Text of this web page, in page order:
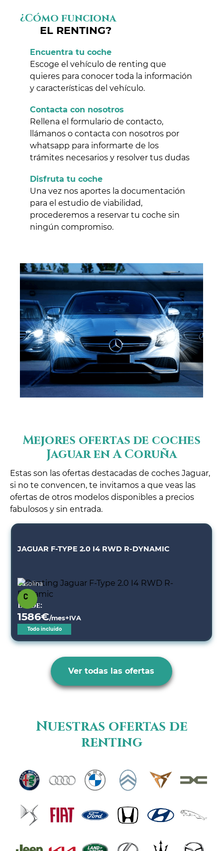
¿Cómo funciona
EL RENTING?
Encuentra tu coche
Escoge el vehículo de renting que
quieres para conocer toda la información
y características del vehículo.
Contacta con nosotros
Rellena el formulario de contacto,
llámanos o contacta con nosotros por
whatsapp para informarte de los
trámites necesarios y resolver tus dudas
Disfruta tu coche
Una vez nos aportes la documentación
para el estudio de viabilidad,
procederemos a reservar tu coche sin
ningún compromiso.
Mejores ofertas de coches
Jaguar en A Coruña
Estas son las ofertas destacadas de coches Jaguar,
si no te convencen, te invitamos a que veas las
ofertas de otros modelos disponibles a precios
fabulosos y sin entrada.
JAGUAR F-TYPE 2.0 I4 RWD R-DYNAMIC
Gasolina
Desde:
1586€/mes+IVA
Todo incluido
Ver todas las ofertas
Nuestras ofertas de
renting